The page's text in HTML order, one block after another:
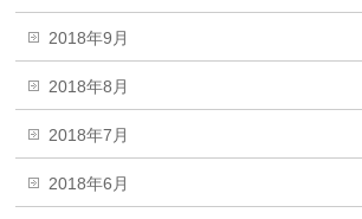
2018年9月
2018年8月
2018年7月
2018年6月